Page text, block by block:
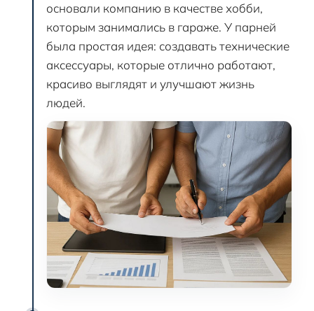
основали компанию в качестве хобби,
которым занимались в гараже. У парней
была простая идея: создавать технические
аксессуары, которые отлично работают,
красиво выглядят и улучшают жизнь
людей.